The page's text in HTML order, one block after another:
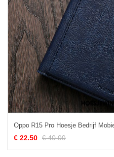
€ 22.50 € 40.00